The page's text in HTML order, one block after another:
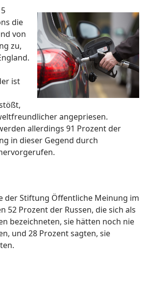
die
von
zu,
ist
angepriesen.
allerdings 91 Prozent der
in dieser Gegend durch
der Stiftung Öffentliche Meinung im
52 Prozent der Russen, die sich als
bezeichneten, sie hätten noch nie
und 28 Prozent sagten, sie